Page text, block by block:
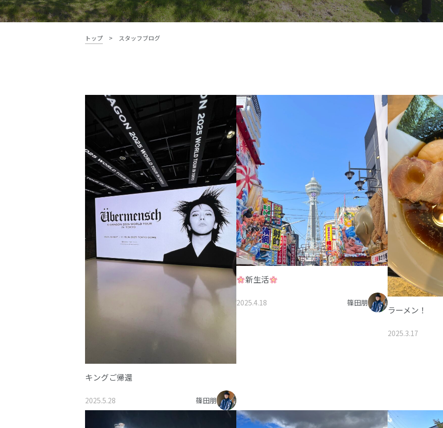
資料請求・お問い合わせ
施工事例
イベント
トップ > スタッフブログ
キングご帰還
2025.5.28 篠田朋
新生活
2025.4.18 篠田朋
ラーメン！
2025.3.17